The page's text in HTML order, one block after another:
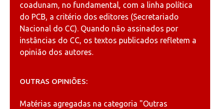
coadunam, no fundamental, com a linha política
do PCB, a critério dos editores (Secretariado
Nacional do CC). Quando não assinados por
instâncias do CC, os textos publicados refletem a
opinião dos autores.
OUTRAS OPINIÕES:
Matérias agregadas na categoria "Outras